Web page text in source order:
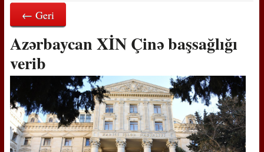
← Geri
Azərbaycan XİN Çinə başsağlığı
verib